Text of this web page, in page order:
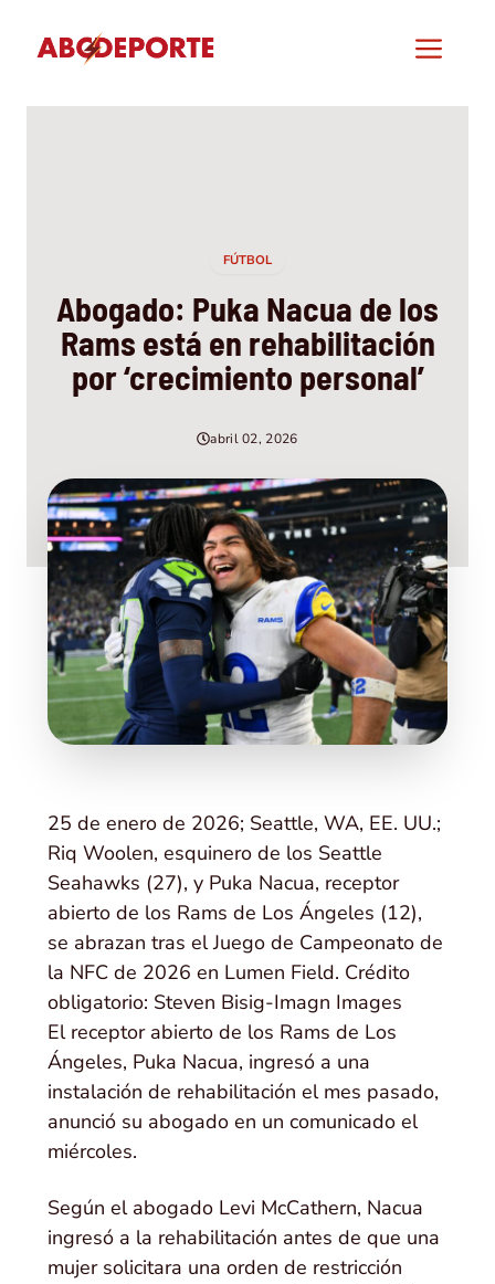
contenido
FÚTBOL
Abogado: Puka Nacua de los
Rams está en rehabilitación
por ‘crecimiento personal’
abril 02, 2026
25 de enero de 2026; Seattle, WA, EE. UU.;
Riq Woolen, esquinero de los Seattle
Seahawks (27), y Puka Nacua, receptor
abierto de los Rams de Los Ángeles (12),
se abrazan tras el Juego de Campeonato de
la NFC de 2026 en Lumen Field. Crédito
obligatorio: Steven Bisig-Imagn Images
El receptor abierto de los Rams de Los
Ángeles, Puka Nacua, ingresó a una
instalación de rehabilitación el mes pasado,
anunció su abogado en un comunicado el
miércoles.
Según el abogado Levi McCathern, Nacua
ingresó a la rehabilitación antes de que una
mujer solicitara una orden de restricción